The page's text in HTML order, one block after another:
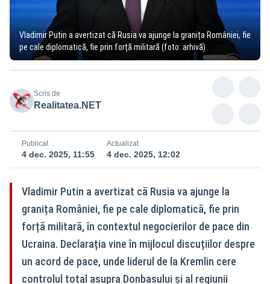
Vladimir Putin a avertizat că Rusia va ajunge la granița României, fie
pe cale diplomatică, fie prin forță militară (foto: arhivă)
Scris de
Realitatea.NET
Publicat
4 dec. 2025, 11:55
Actualizat
4 dec. 2025, 12:02
Vladimir Putin a avertizat că Rusia va ajunge la
granița României, fie pe cale diplomatică, fie prin
forță militară, în contextul negocierilor de pace din
Ucraina. Declarația vine în mijlocul discuțiilor despre
un acord de pace, unde liderul de la Kremlin cere
controlul total asupra Donbasului și al regiunii